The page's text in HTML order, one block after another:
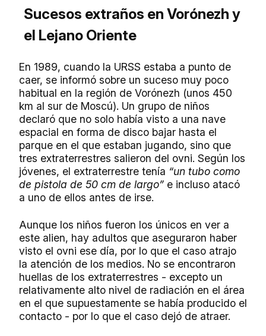
Sucesos extraños en Vorónezh y
el Lejano Oriente
En 1989, cuando la URSS estaba a punto de
caer, se informó sobre un suceso muy poco
habitual en la región de Vorónezh (unos 450
km al sur de Moscú). Un grupo de niños
declaró que no solo había visto a una nave
espacial en forma de disco bajar hasta el
parque en el que estaban jugando, sino que
tres extraterrestres salieron del ovni. Según los
jóvenes, el extraterrestre tenía “un tubo como
de pistola de 50 cm de largo” e incluso atacó
a uno de ellos antes de irse.
Aunque los niños fueron los únicos en ver a
este alien, hay adultos que aseguraron haber
visto el ovni ese día, por lo que el caso atrajo
la atención de los medios. No se encontraron
huellas de los extraterrestres - excepto un
relativamente alto nivel de radiación en el área
en el que supuestamente se había producido el
contacto - por lo que el caso dejó de atraer.